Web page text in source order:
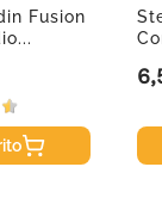
Fusion